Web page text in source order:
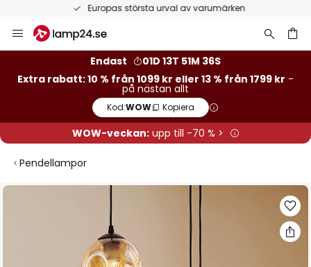
Europas största urval av varumärken
Hoppa
till
Endast
01D 13T 51M 35S
Extra rabatt: 10 % från 1099 kr eller 13 % från 1799 kr -
på nästan allt
Kod:WOW Kopiera
WOW-veckan:upp till -70 % >
Pendellampor
Hoppa